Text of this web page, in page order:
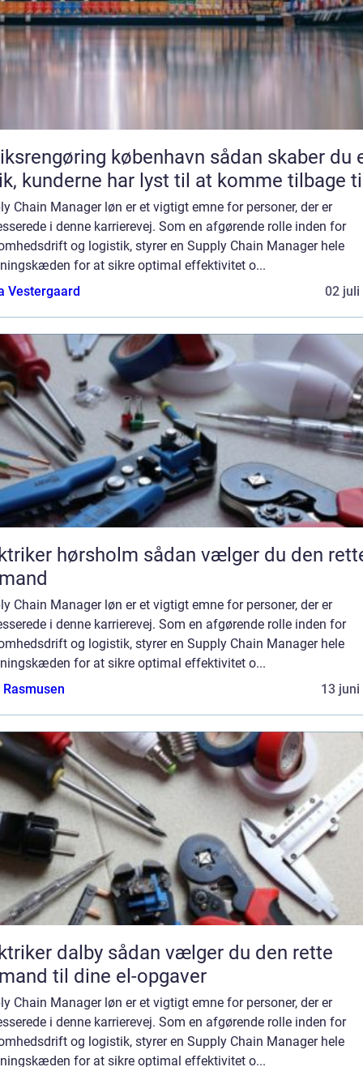
københavn sådan skaber du en
kunderne har lyst til at komme tilbage
Chain Manager løn er et vigtigt emne for personer, der er
i denne karrierevej. Som en afgørende rolle inden for
og logistik, styrer en Supply Chain Manager hele
for at sikre optimal effektivitet o...
Vestergaard
02 juli
hørsholm sådan vælger du den rette
Chain Manager løn er et vigtigt emne for personer, der er
i denne karrierevej. Som en afgørende rolle inden for
og logistik, styrer en Supply Chain Manager hele
for at sikre optimal effektivitet o...
13 juni
sådan vælger du den rette
til dine el-opgaver
Chain Manager løn er et vigtigt emne for personer, der er
i denne karrierevej. Som en afgørende rolle inden for
og logistik, styrer en Supply Chain Manager hele
for at sikre optimal effektivitet o...